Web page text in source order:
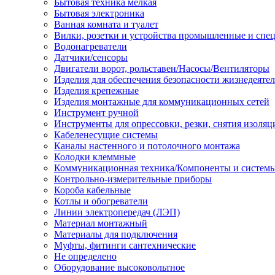
Бытовая техника мелкая
Бытовая электроника
Ванная комната и туалет
Вилки, розетки и устройства промышленные и
Водонагреватели
Датчики/сенсоры
Двигатели ворот, рольставен/Насосы/Вентиляторы
Изделия для обеспечения безопасности
Изделия крепежные
Изделия монтажные для коммуникационных сетей
Инструмент ручной
Инструменты для опрессовки, резки, снятия
Кабеленесущие системы
Каналы настенного и потолочного монтажа
Колодки клеммные
Коммуникационная техника/Компоненты и
Контрольно-измерительные приборы
Короба кабельные
Котлы и обогреватели
Линии электропередач (ЛЭП)
Материал монтажный
Материалы для подключения
Муфты, фитинги сантехнические
Не определено
Оборудование высоковольтное